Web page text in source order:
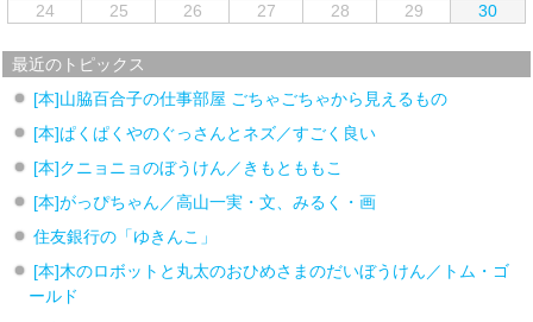
24
25 26 27 28 29 30
最近のトピックス
[本]山脇百合子の仕事部屋 ごちゃごちゃから見えるもの
[本]ぱくぱくやのぐっさんとネズ／すごく良い
[本]クニョニョのぼうけん／きもとももこ
[本]がっぴちゃん／高山一実・文、みるく・画
住友銀行の「ゆきんこ」
[本]木のロボットと丸太のおひめさまのだいぼうけん／トム・ゴ
ールド